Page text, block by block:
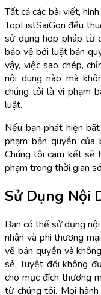
Tất cả các bài viết,
TopListSaiGon đều
sử dụng hợp pháp từ
bảo vệ bởi luật bản
vậy, việc sao chép,
nội dung nào mà
chúng tôi là vi phạm
luật.
Nếu bạn phát hiện
phạm bản quyền
Chúng tôi cam kết sẽ
phạm trong thời gian
Sử Dụng Nội
Bạn có thể sử dụng
nhân và phi thương
về bản quyền và
sẻ. Tuyệt đối không
cho mục đích thương
từ chúng tôi. Mọi